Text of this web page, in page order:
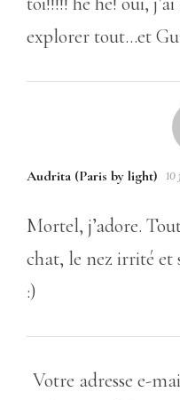
explorer tout…et
Audrita (Paris by light) 10
Mortel, j’adore.
chat, le nez irrité
:)
Votre adresse e-